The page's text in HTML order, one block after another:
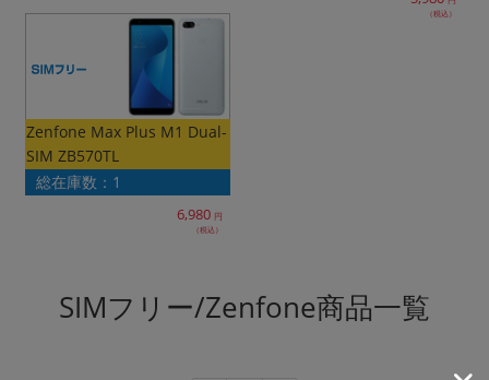
（税込）
Zenfone Max Plus M1 Dual-
SIM ZB570TL
総在庫数：1
6,980 円
（税込）
SIMフリー/Zenfone商品一覧
発売日
年
年
各項目のチェックボックスは「or検索」となります。
ただし機能別のみ「and検索」となります。